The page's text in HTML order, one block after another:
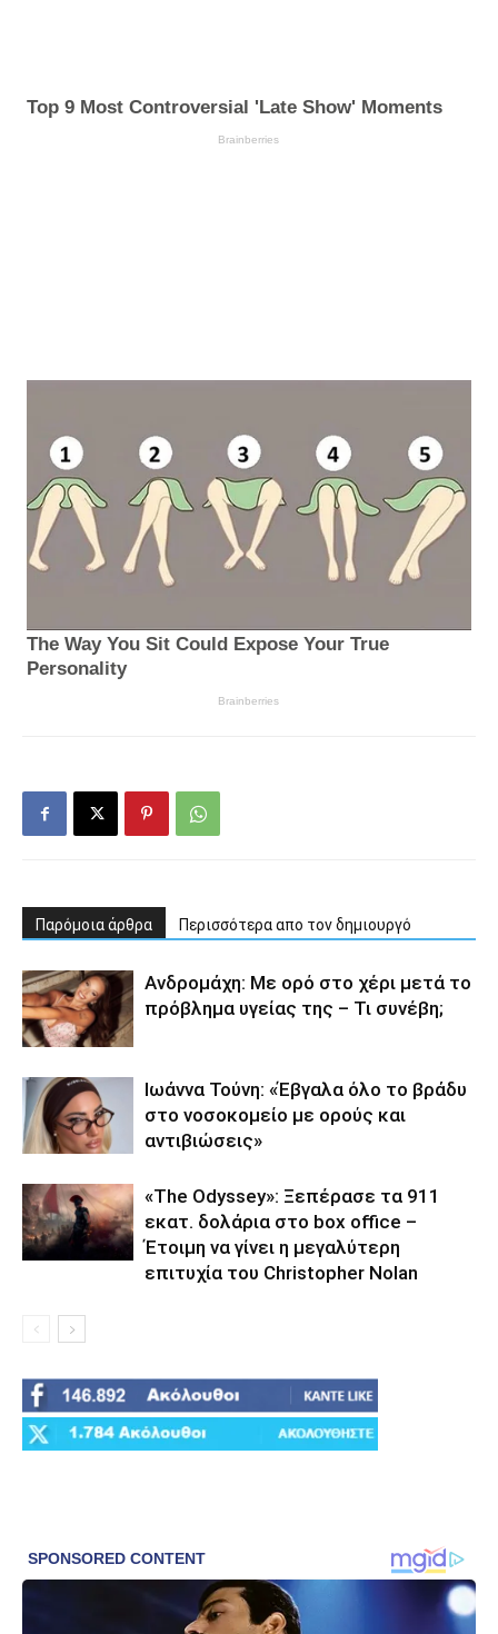
Παρόμοια άρθρα Περισσότερα απο τον δημιουργό
Ανδρομάχη: Με ορό στο χέρι μετά το
πρόβλημα υγείας της – Τι συνέβη;
Ιωάννα Τούνη: «Έβγαλα όλο το βράδυ
στο νοσοκομείο με ορούς και
αντιβιώσεις»
«The Odyssey»: Ξεπέρασε τα 911
εκατ. δολάρια στο box office –
Έτοιμη να γίνει η μεγαλύτερη
επιτυχία του Christopher Nolan